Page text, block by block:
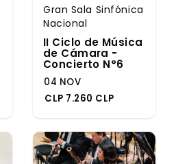
Gran Sala Sinfónica
Nacional
II Ciclo de Música
de Cámara -
Concierto N°6
04 NOV
CLP 7.260 CLP